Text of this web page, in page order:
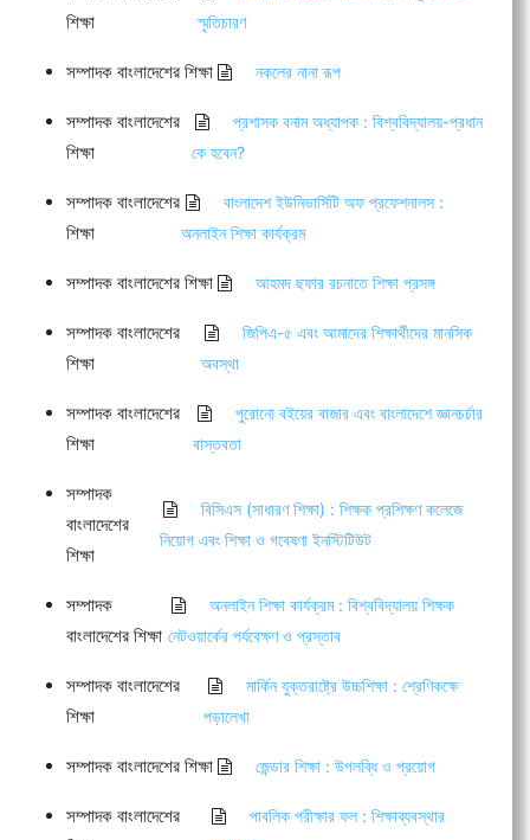
শিক্ষা
স্মৃতিচারণ
সম্পাদক বাংলাদেশের শিক্ষা নকলের নানা রূপ
সম্পাদক বাংলাদেশের
শিক্ষা
প্রশাসক বনাম অধ্যাপক : বিশ্ববিদ্যালয়-প্রধান
কে হবেন?
সম্পাদক বাংলাদেশের
শিক্ষা
বাংলাদেশ ইউনিভার্সিটি অফ প্রফেশনালস :
অনলাইন শিক্ষা কার্যক্রম
সম্পাদক বাংলাদেশের শিক্ষা আহমদ ছফার রচনাতে শিক্ষা প্রসঙ্গ
সম্পাদক বাংলাদেশের
শিক্ষা
জিপিএ-৫ এবং আমাদের শিক্ষার্থীদের মানসিক
অবস্থা
সম্পাদক বাংলাদেশের
শিক্ষা
পুরোনো বইয়ের বাজার এবং বাংলাদেশে জ্ঞানচর্চার
বাস্তবতা
সম্পাদক
বাংলাদেশের
শিক্ষা
বিসিএস (সাধারণ শিক্ষা) : শিক্ষক প্রশিক্ষণ কলেজে
নিয়োগ এবং শিক্ষা ও গবেষণা ইনস্টিটিউট
সম্পাদক
বাংলাদেশের শিক্ষা
অনলাইন শিক্ষা কার্যক্রম : বিশ্ববিদ্যালয় শিক্ষক
নেটওয়ার্কের পর্যবেক্ষণ ও প্রস্তাব
সম্পাদক বাংলাদেশের
শিক্ষা
মার্কিন যুক্তরাষ্ট্রে উচ্চশিক্ষা : শ্রেণিকক্ষে
পড়ালেখা
সম্পাদক বাংলাদেশের শিক্ষা জেন্ডার শিক্ষা : উপলব্ধি ও প্রয়োগ
সম্পাদক বাংলাদেশের
পাবলিক পরীক্ষার ফল : শিক্ষাব্যবস্থার